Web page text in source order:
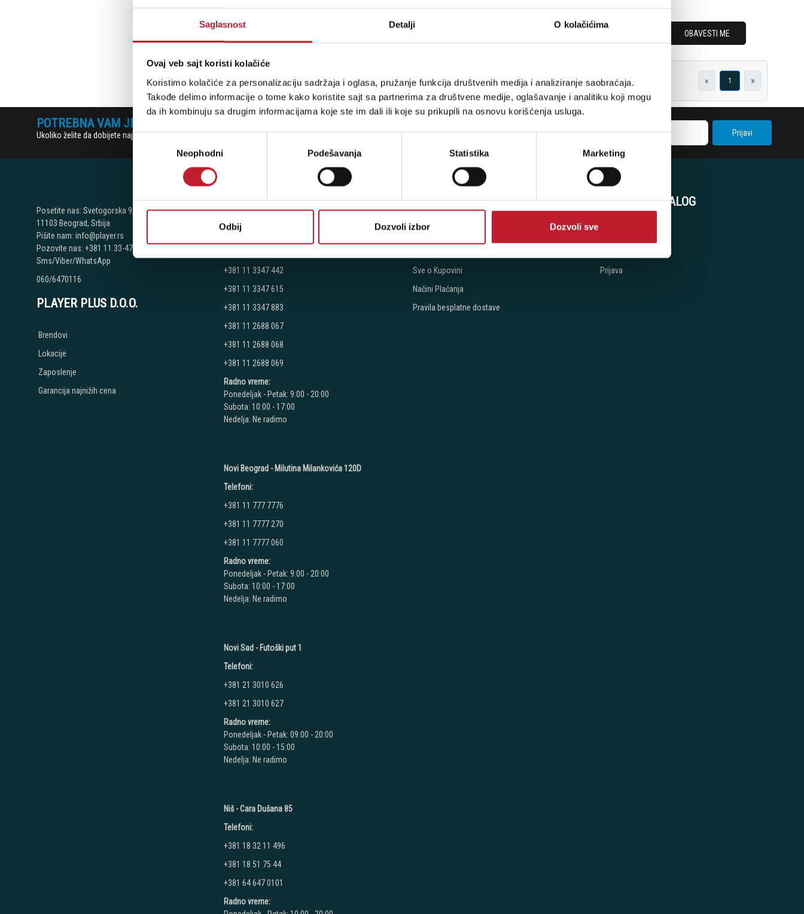
Saglasnost Detalji O kolačićima
Ovaj veb sajt koristi kolačiće
Koristimo kolačiće za personalizaciju sadržaja i oglasa, pružanje funkcija društvenih medija i analiziranje saobraćaja.
Takođe delimo informacije o tome kako koristite sajt sa partnerima za društvene medije, oglašavanje i analitiku koji mogu
da ih kombinuju sa drugim informacijama koje ste im dali ili koje su prikupili na osnovu korišćenja usluga.
сагласностиNeophodni Podešavanja Statistika Marketing
Odbij Dozvoli izbor Dozvoli sve
OBAVESTI ME
Ukupno: 5 « 1 »
POTREBNA VAM JE POMOĆ? POZOVITE NAS!
Ukoliko želite da dobijete najnovije informacije o novitetima i popustima, prijavite se na naš NEWSLETTER! Prijavi
Posetite nas: Svetogorska 9,
11103 Beograd, Srbija
Pišite nam: info@player.rs
Pozovite nas: +381 11 33-47-615
Sms/Viber/WhatsApp
060/6470116
NAŠE PRODAVNICE
Beograd - Svetogorska 9
+381 11 3347 442
+381 11 3347 615
+381 11 3347 883
+381 11 2688 067
+381 11 2688 068
+381 11 2688 069
Radno vreme:
Ponedeljak - Petak: 9:00 - 20:00
Subota: 10:00 - 17:00
Nedelja: Ne radimo
Novi Beograd - Milutina Milankovića 120D
Telefoni:
+381 11 777 7776
+381 11 7777 270
+381 11 7777 060
Radno vreme:
Ponedeljak - Petak: 9:00 - 20:00
Subota: 10:00 - 17:00
Nedelja: Ne radimo
Novi Sad - Futoški put 1
Telefoni:
+381 21 3010 626
+381 21 3010 627
Radno vreme:
Ponedeljak - Petak: 09:00 - 20:00
Subota: 10:00 - 15:00
Nedelja: Ne radimo
Niš - Cara Dušana 85
Telefoni:
+381 18 32 11 496
+381 18 51 75 44
+381 64 647 0101
Radno vreme:
PLAĆANJE I ISPORUKA
Povraćaj PDV-a
Sve o Kupovini
Načini Plaćanja
Pravila besplatne dostave
KORISNIČKI NALOG
Prijava
PLAYER PLUS D.O.O.
Brendovi
Lokacije
Zaposlenje
Garancija najnižih cena